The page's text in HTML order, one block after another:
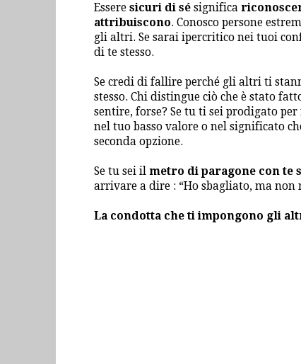
Essere sicuri di sésignifica
attribuiscono. Conosco persone
gli altri. Se sarai ipercritico nei tuoi
di te stesso.
Se credi di fallire perché gli altri ti
stesso. Chi distingue ciò che è stato
sentire, forse? Se tu ti sei prodigato
nel tuo basso valore o nel significato
seconda opzione.
Se tu sei il metro di paragone con te
arrivare a dire : “Ho sbagliato, ma non
La condotta che ti impongono gli